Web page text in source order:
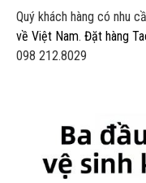
Quý khách hàng có nhu
về Việt Nam. Đặt hàng
098 212.8029